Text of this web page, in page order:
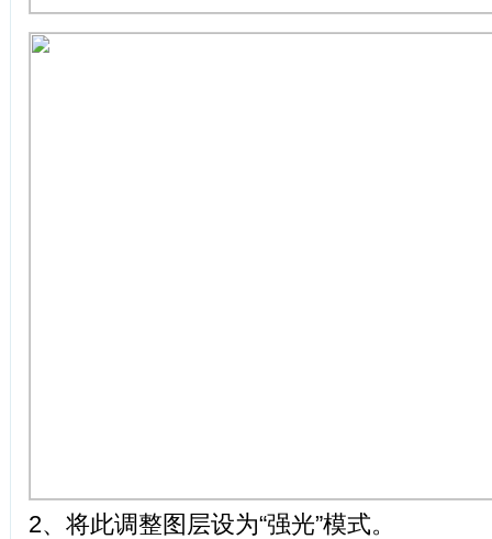
2、将此调整图层设为“强光”模式。